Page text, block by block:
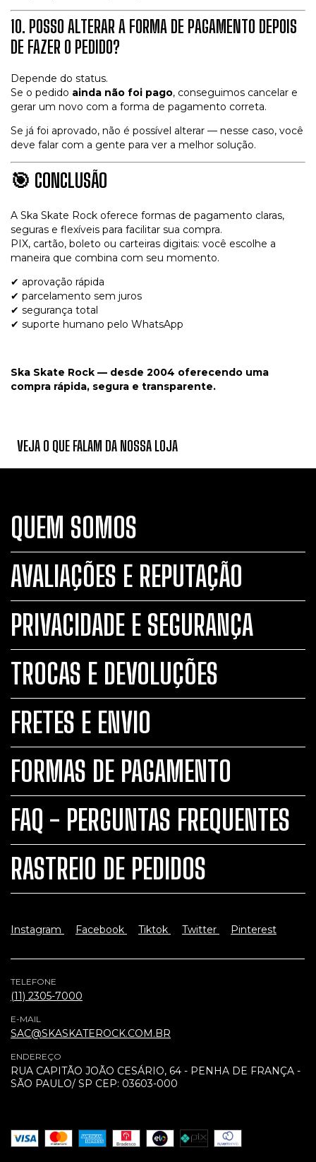
10. POSSO ALTERAR A FORMA DE PAGAMENTO DEPOIS
DE FAZER O PEDIDO?
Depende do status.
Se o pedido ainda não foi pago, conseguimos cancelar e
gerar um novo com a forma de pagamento correta.
Se já foi aprovado, não é possível alterar — nesse caso, você
deve falar com a gente para ver a melhor solução.
🎯 CONCLUSÃO
A Ska Skate Rock oferece formas de pagamento claras,
seguras e flexíveis para facilitar sua compra.
PIX, cartão, boleto ou carteiras digitais: você escolhe a
maneira que combina com seu momento.
✔ aprovação rápida
✔ parcelamento sem juros
✔ segurança total
✔ suporte humano pelo WhatsApp
Ska Skate Rock — desde 2004 oferecendo uma
compra rápida, segura e transparente.
VEJA O QUE FALAM DA NOSSA LOJA
QUEM SOMOS
AVALIAÇÕES E REPUTAÇÃO
PRIVACIDADE E SEGURANÇA
TROCAS E DEVOLUÇÕES
FRETES E ENVIO
FORMAS DE PAGAMENTO
FAQ - PERGUNTAS FREQUENTES
RASTREIO DE PEDIDOS
Instagram Facebook Tiktok Twitter Pinterest
TELEFONE
(11) 2305-7000
E-MAIL
SAC@SKASKATEROCK.COM.BR
ENDEREÇO
RUA CAPITÃO JOÃO CESÁRIO, 64 - PENHA DE FRANÇA -
SÃO PAULO/ SP CEP: 03603-000